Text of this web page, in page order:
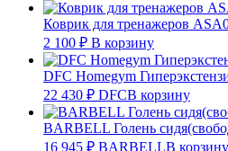
Коврик для тренажеров
2 100 ₽ В корзину
DFC Homegym
22 430 ₽ DFCВ корзину
BARBELL Голень
16 945 ₽ BARBELLВ корзину